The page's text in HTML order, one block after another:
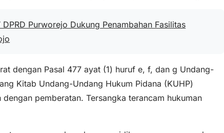
Purworejo Dukung Penambahan Fasilitas
dengan Pasal 477 ayat (1) huruf e, f, dan g Undang-
Kitab Undang-Undang Hukum Pidana (KUHP)
pemberatan. Tersangka terancam hukuman